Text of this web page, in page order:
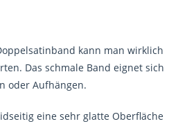
kann man wirklich
Das schmale Band eignet sich
oder Aufhängen.
eine sehr glatte Oberfläche